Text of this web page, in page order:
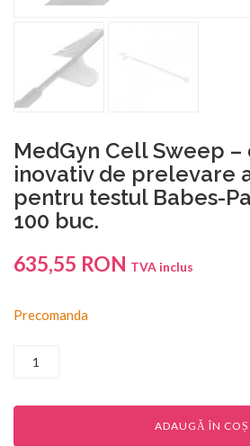
MedGyn Cell Sweep
inovativ de prelevare
pentru testul Babes-
100 buc.
635,55 RON TVA inclus
Precomanda
ADAUGĂ ÎN COȘ